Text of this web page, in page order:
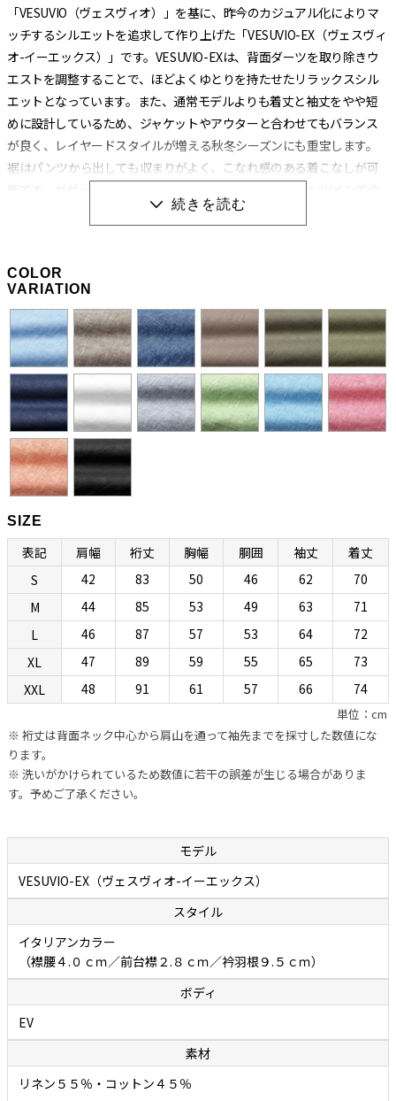
「VESUVIO（ヴェスヴィオ）」を基に、昨今のカジュアル化によりマ
ッチするシルエットを追求して作り上げた「VESUVIO-EX（ヴェスヴィ
オ-イーエックス）」です。VESUVIO-EXは、背面ダーツを取り除きウ
エストを調整することで、ほどよくゆとりを持たせたリラックスシル
エットとなっています。また、通常モデルよりも着丈と袖丈をやや短
めに設計しているため、ジャケットやアウターと合わせてもバランス
が良く、レイヤードスタイルが増える秋冬シーズンにも重宝します。
裾はパンツから出しても収まりがよく、こなれ感のある着こなしが可
着こなしにも対応しています。
カラーとは、衿と前立ての裏部分がオープンカラーのように縫い目の
ない、衿が一枚の生地で出来ている衿型のことです。別名ワンピース
カラーとも呼びます。もともとは南イタリアで生まれたリゾートシャ
ツですが、エレガントで開放感のある佇まいから、今ではノーネクタ
イ専用シャツとして広く親しまれています。
衿型の特徴としては、イタリアンカラーにしては珍しいホリゾンタル
カラーになっていて、第一ボタンを外すと衿羽根が後方へ流れて美し
く色気のある表情が生み出されます。（前立て上部を含む）衿全体に
上等なフラシ芯を使用することで自然なふくらみを与え、ナポリシャ
ツらしい独特な色気を生み出しているところにボレッリらしさが光り
ます。第一ボタンを外して着るのがセオリーですが、前台襟風のデザ
インになっているのでタイドアップも可能です。ときにはセクシー
に、ときにはきちんと着られる、イタリアンカラーとホリゾンタルカ
ラーのいいとこ取りのハイブリッド衿型です。
“動きやすさ”と“美しさ”と“リラックス感”を合わせ
持つ現代版リラックスボディ
ボディ（フィッティング）は、ボレッリの新基軸「EVボディ」になり
ます。肩まわり、胸まわり、どちらもコンパクトな設計なのですが、
従来のSNボディのようなタイトな作りではなく、多少の遊びが設けら
れています。このためストレスなく着られます。通常は背面ダーツに
でゆったりとリラックスしたシルエットになっています。アームは上
付きでカマが小さめに設計されているので袖付けまわりに不自然なシ
ワが生まれず、すっきりキレイに見えることもポイントです。熟練し
たシャツ職人の手縫いによるイセ込んだ肩と袖の後付けによって高い
運動性を実現しているあたりに老舗カミチェリアの矜持が感じられま
す。“動きやすさ”と“美しさ”、そしてほどよい“リラックス感”を合わ
せ持つ、現代版リラックスボディになるとお考えください。
涼しげな風合いでやさしい肌触りの「リネンコットン
ポプリン」
COLOR
VARIATION
SIZE
表記 肩幅 裄丈 胸幅 胴囲 袖丈
着丈
S
42 83 50 46 62
70
M
44 85 53 49 63
71
L
46 87 57 53 64
72
XL
47 89 59 55 65
73
XXL
48 91 61 57 66 74
単位：cm
※ 裄丈は背面ネック中心から肩山を通って袖先までを採寸した数値にな
ります。
※ 洗いがかけられているため数値に若干の誤差が生じる場合がありま
す。予めご了承ください。
モデル
VESUVIO-EX（ヴェスヴィオ-イーエックス）
スタイル
イタリアンカラー
（襟腰４.０ｃｍ／前台襟２.８ｃｍ／衿羽根９.５ｃｍ）
ボディ
EV
素材
リネン５５％・コットン４５％